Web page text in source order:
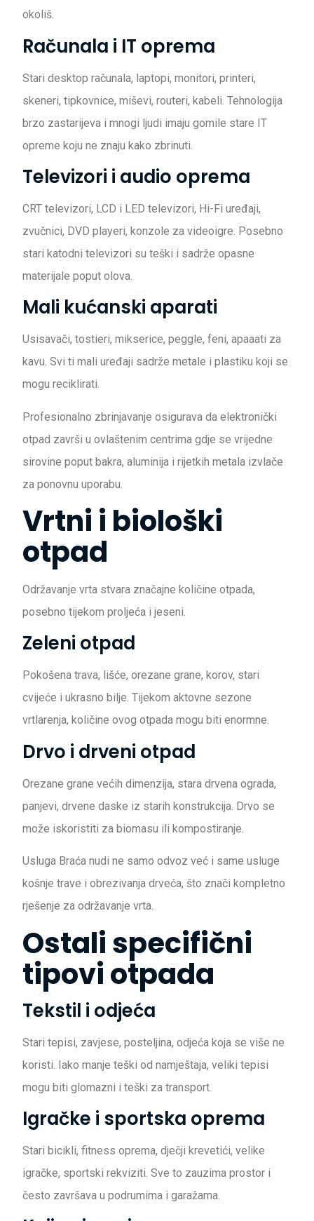
okoliš.
Računala i IT oprema
Stari desktop računala, laptopi, monitori, printeri,
skeneri, tipkovnice, miševi, routeri, kabeli. Tehnologija
brzo zastarijeva i mnogi ljudi imaju gomile stare IT
opreme koju ne znaju kako zbrinuti.
Televizori i audio oprema
CRT televizori, LCD i LED televizori, Hi-Fi uređaji,
zvučnici, DVD playeri, konzole za videoigre. Posebno
stari katodni televizori su teški i sadrže opasne
materijale poput olova.
Mali kućanski aparati
Usisavači, tostieri, mikserice, peggle, feni, apaaati za
kavu. Svi ti mali uređaji sadrže metale i plastiku koji se
mogu reciklirati.
Profesionalno zbrinjavanje osigurava da elektronički
otpad završi u ovlaštenim centrima gdje se vrijedne
sirovine poput bakra, aluminija i rijetkih metala izvlače
za ponovnu uporabu.
Vrtni i biološki
otpad
Održavanje vrta stvara značajne količine otpada,
posebno tijekom proljeća i jeseni.
Zeleni otpad
Pokošena trava, lišće, orezane grane, korov, stari
cvijeće i ukrasno bilje. Tijekom aktovne sezone
vrtlarenja, količine ovog otpada mogu biti enormne.
Drvo i drveni otpad
Orezane grane većih dimenzija, stara drvena ograda,
panjevi, drvene daske iz starih konstrukcija. Drvo se
može iskoristiti za biomasu ili kompostiranje.
Usluga Braća nudi ne samo odvoz već i same usluge
košnje trave i obrezivanja drveća, što znači kompletno
rješenje za održavanje vrta.
Ostali specifični
tipovi otpada
Tekstil i odjeća
Stari tepisi, zavjese, posteljina, odjeća koja se više ne
koristi. Iako manje teški od namještaja, veliki tepisi
mogu biti glomazni i teški za transport.
Igračke i sportska oprema
Stari bicikli, fitness oprema, dječji krevetići, velike
igračke, sportski rekviziti. Sve to zauzima prostor i
često završava u podrumima i garažama.